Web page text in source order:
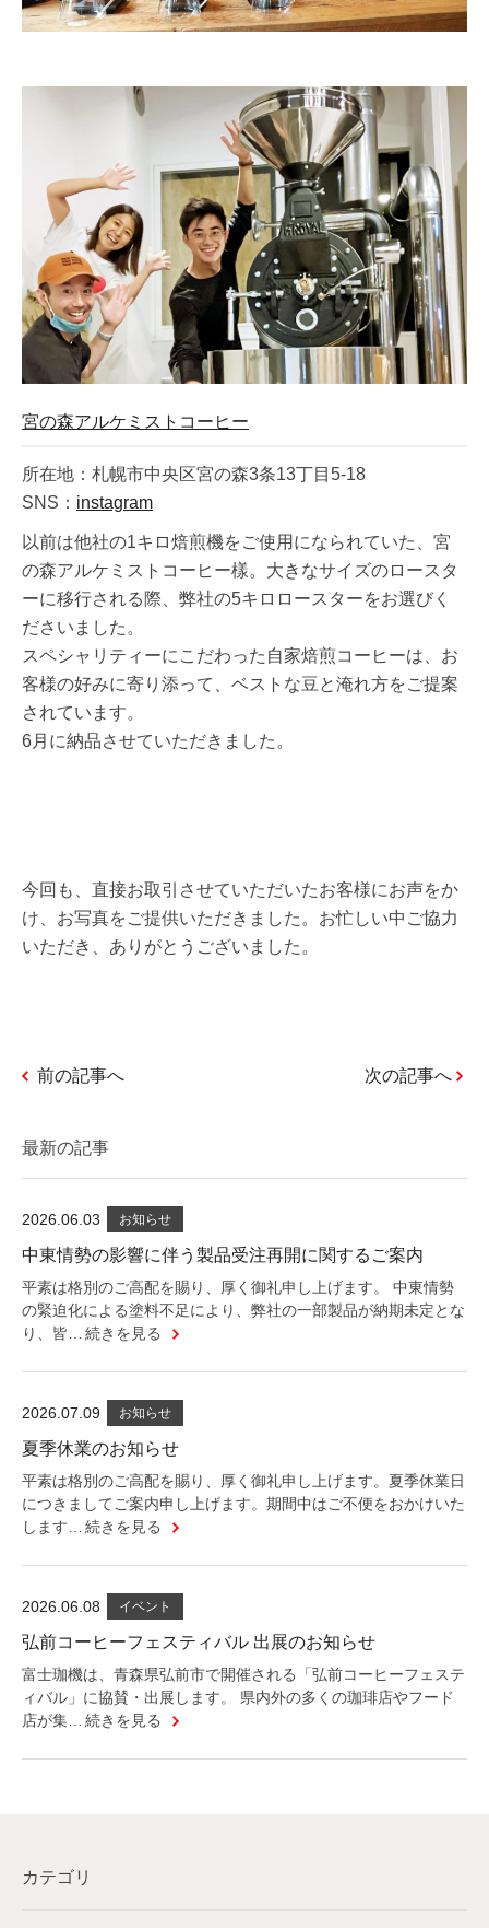
宮の森アルケミストコーヒー
所在地：札幌市中央区宮の森3条13丁目5-18
SNS： instagram
以前は他社の1キロ焙煎機をご使用になられていた、宮
の森アルケミストコーヒー樣。大きなサイズのロースタ
ーに移行される際、弊社の5キロロースターをお選びく
ださいました。
スペシャリティーにこだわった自家焙煎コーヒーは、お
客様の好みに寄り添って、ベストな豆と淹れ方をご提案
されています。
6月に納品させていただきました。
今回も、直接お取引させていただいたお客様にお声をか
け、お写真をご提供いただきました。お忙しい中ご協力
いただき、ありがとうございました。
前の記事へ 次の記事へ
最新の記事
2026.06.03 お知らせ
中東情勢の影響に伴う製品受注再開に関するご案内
平素は格別のご高配を賜り、厚く御礼申し上げます。 中東情勢
の緊迫化による塗料不足により、弊社の一部製品が納期未定とな
り、皆… 続きを見る
2026.07.09 お知らせ
夏季休業のお知らせ
平素は格別のご高配を賜り、厚く御礼申し上げます。夏季休業日
につきましてご案内申し上げます。期間中はご不便をおかけいた
します… 続きを見る
2026.06.08 イベント
弘前コーヒーフェスティバル 出展のお知らせ
富士珈機は、青森県弘前市で開催される「弘前コーヒーフェステ
ィバル」に協賛・出展します。 県内外の多くの珈琲店やフード
店が集… 続きを見る
カテゴリ